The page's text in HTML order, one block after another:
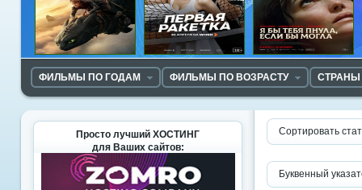
ФИЛЬМЫ ПО ГОДАМ ФИЛЬМЫ ПО ВОЗРАСТУ
Сортировать
Буквенный
Просто лучший ХОСТИНГ
для Ваших сайтов: